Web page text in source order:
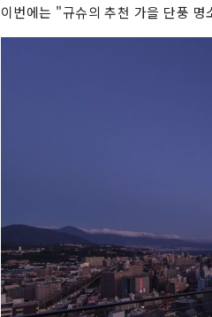
이번에는 "규슈의 추천 가을 단풍 명